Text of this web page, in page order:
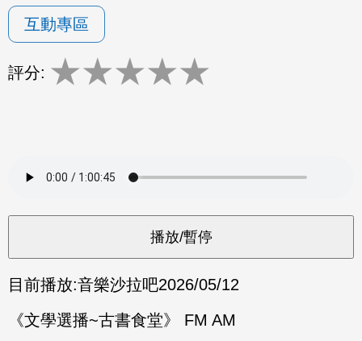
互動專區
評分: ★★★★★
目前播放:音樂沙拉吧2026/05/12
《文學選播~古書食堂》 FM AM